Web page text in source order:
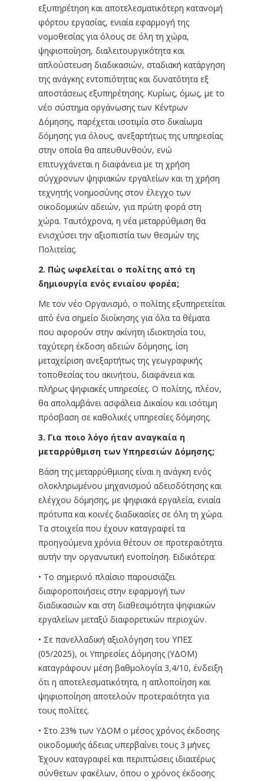
εξυπηρέτηση και αποτελεσματικότερη κατανομή
φόρτου εργασίας, ενιαία εφαρμογή της
νομοθεσίας για όλους σε όλη τη χώρα,
ψηφιοποίηση, διαλειτουργικότητα και
απλούστευση διαδικασιών, σταδιακή κατάργηση
της ανάγκης εντοπιότητας και δυνατότητα εξ
αποστάσεως εξυπηρέτησης. Κυρίως, όμως, με το
νέο σύστημα οργάνωσης των Κέντρων
Δόμησης, παρέχεται ισοτιμία στο δικαίωμα
δόμησης για όλους, ανεξαρτήτως της υπηρεσίας
στην οποία θα απευθυνθούν, ενώ
επιτυγχάνεται η διαφάνεια με τη χρήση
σύγχρονων ψηφιακών εργαλείων και τη χρήση
τεχνητής νοημοσύνης στον έλεγχο των
οικοδομικών αδειών, για πρώτη φορά στη
χώρα. Ταυτόχρονα, η νέα μεταρρύθμιση θα
ενισχύσει την αξιοπιστία των θεσμών της
Πολιτείας.
2. Πώς ωφελείται ο πολίτης από τη
δημιουργία ενός ενιαίου φορέα;
Με τον νέο Οργανισμό, ο πολίτης εξυπηρετείται
από ένα σημείο διοίκησης για όλα τα θέματα
που αφορούν στην ακίνητη ιδιοκτησία του,
ταχύτερη έκδοση αδειών δόμησης, ίση
μεταχείριση ανεξαρτήτως της γεωγραφικής
τοποθεσίας του ακινήτου, διαφάνεια και
πλήρως ψηφιακές υπηρεσίες. Ο πολίτης, πλέον,
θα απολαμβάνει ασφάλεια Δικαίου και ισότιμη
πρόσβαση σε καθολικές υπηρεσίες δόμησης.
3. Για ποιο λόγο ήταν αναγκαία η
μεταρρύθμιση των Υπηρεσιών Δόμησης;
Βάση της μεταρρύθμισης είναι η ανάγκη ενός
ολοκληρωμένου μηχανισμού αδειοδότησης και
ελέγχου δόμησης, με ψηφιακά εργαλεία, ενιαία
πρότυπα και κοινές διαδικασίες σε όλη τη χώρα.
Τα στοιχεία που έχουν καταγραφεί τα
προηγούμενα χρόνια θέτουν σε προτεραιότητα
αυτήν την οργανωτική ενοποίηση. Ειδικότερα:
• Το σημερινό πλαίσιο παρουσιάζει
διαφοροποιήσεις στην εφαρμογή των
διαδικασιών και στη διαθεσιμότητα ψηφιακών
εργαλείων μεταξύ διαφορετικών περιοχών.
• Σε πανελλαδική αξιολόγηση του ΥΠΕΣ
(05/2025), οι Υπηρεσίες Δόμησης (ΥΔΟΜ)
καταγράφουν μέση βαθμολογία 3,4/10, ένδειξη
ότι η αποτελεσματικότητα, η απλοποίηση και
ψηφιοποίηση αποτελούν προτεραιότητα για
τους πολίτες.
• Στο 23% των ΥΔΟΜ ο μέσος χρόνος έκδοσης
οικοδομικής άδειας υπερβαίνει τους 3 μήνες.
Έχουν καταγραφεί και περιπτώσεις ιδιαιτέρως
σύνθετων φακέλων, όπου ο χρόνος έκδοσης